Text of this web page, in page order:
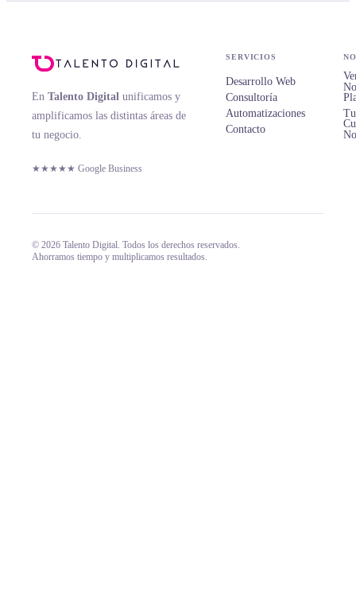
En Talento Digital unificamos y
amplificamos las distintas áreas de
tu negocio.
★★★★★ Google Business
SERVICIOS
Desarrollo Web
Consultoría
Automatizaciones
Contacto
© 2026 Talento Digital. Todos los derechos reservados.
Ahorramos tiempo y multiplicamos resultados.